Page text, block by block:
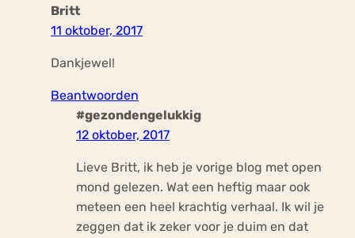
Britt
11 oktober, 2017
Dankjewel!
Beantwoorden
#gezondengelukkig
12 oktober, 2017
Lieve Britt, ik heb je vorige blog met open
mond gelezen. Wat een heftig maar ook
meteen een heel krachtig verhaal. Ik wil je
zeggen dat ik zeker voor je duim en dat